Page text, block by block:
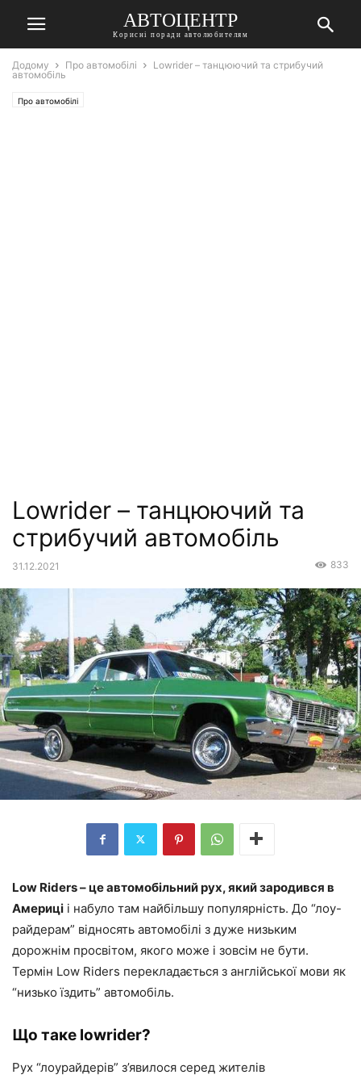
АВТОЦЕНТР
Корисні поради автолюбителям
Додому Про автомобілі
Lowrider – танцюючий та стрибучий
автомобіль
Про автомобілі
Lowrider – танцюючий та
стрибучий автомобіль
31.12.2021 833
Low Riders – це автомобільний рух, який зародився в
Америці і набуло там найбільшу популярність. До “лоу-
райдерам” відносять автомобілі з дуже низьким
дорожнім просвітом, якого може і зовсім не бути.
Термін Low Riders перекладається з англійської мови як
“низько їздить” автомобіль.
Що таке lowrider?
Рух “лоурайдерів” з’явилося серед жителів